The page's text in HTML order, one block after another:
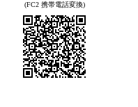
(FC2 携帯電話変換)